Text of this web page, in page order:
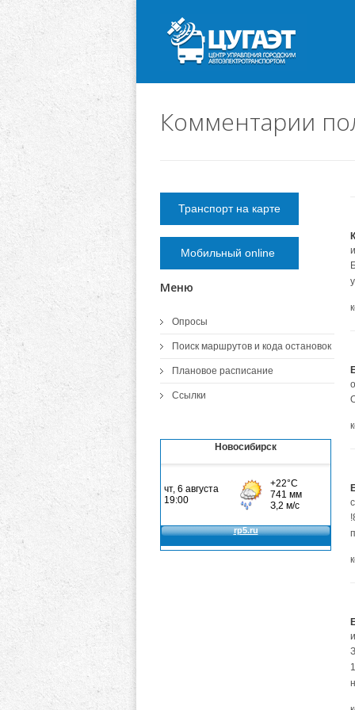
Комментарии
Транспорт на карте
Мобильный online
Меню
Опросы
Поиск маршрутов и кода остановок
Плановое расписание
Ссылки
Новосибирск